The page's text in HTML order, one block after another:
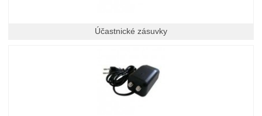
Účastnické zásuvky